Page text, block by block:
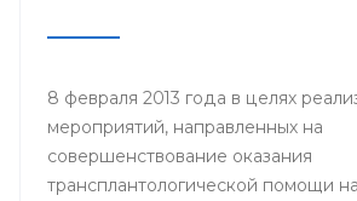
8 февраля 2013 года в целях
мероприятий, направленных на
совершенствование оказания
трансплантологической помощи